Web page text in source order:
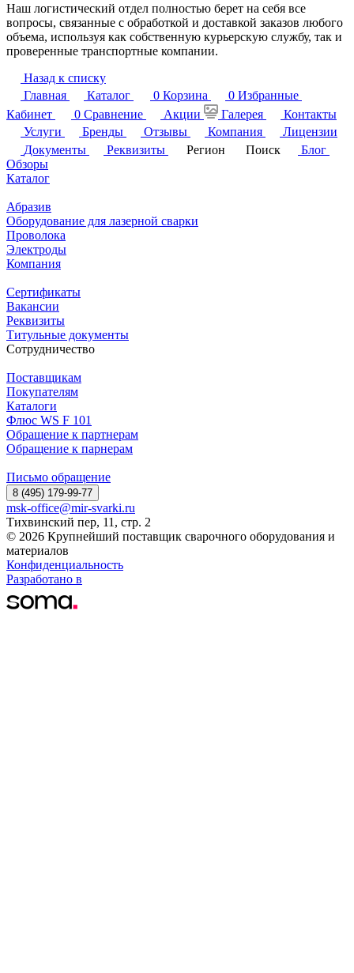
Наш логистический отдел полностью берет на себя все
вопросы, связанные с обработкой и доставкой заказов любого
объема, используя как собственную курьерскую службу, так и
проверенные транспортные компании.
Назад к списку
Главная
Каталог 0 Корзина 0 Избранные
Кабинет
0 Сравнение Акции Галерея
Контакты
Услуги
Бренды Отзывы Компания
Лицензии
Документы
Реквизиты Регион Поиск
Блог
Обзоры
Каталог
Абразив
Оборудование для лазерной сварки
Проволока
Электроды
Компания
Сертификаты
Вакансии
Реквизиты
Титульные документы
Сотрудничество
Поставщикам
Покупателям
Каталоги
Флюс WS F 101
Обращение к партнерам
Обращение к парнерам
Письмо обращение
8 (495) 179-99-77
msk-office@mir-svarki.ru
Тихвинский пер, 11, стр. 2
© 2026 Крупнейший поставщик сварочного оборудования и
материалов
Конфиденциальность
Разработано в